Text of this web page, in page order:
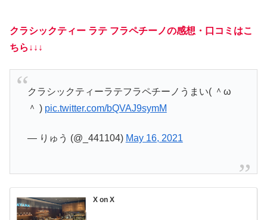
クラシックティー ラテ フラペチーノの感想・口コミはこ
ちら↓↓↓
クラシックティーラテフラペチーノうまい( ＾ω
＾ ) pic.twitter.com/bQVAJ9symM
— りゅう (@_441104) May 16, 2021
X on X